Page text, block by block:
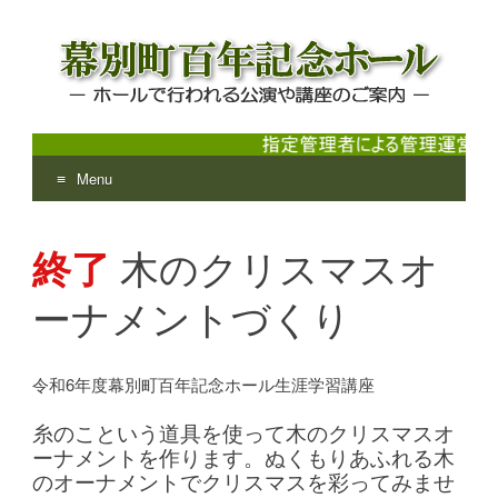
幕別町百年記念ホール
ホールで行われる公演や講座のご案内
Menu
content
終了木のクリスマスオ
ーナメントづくり
令和6年度幕別町百年記念ホール生涯学習講座
糸のこという道具を使って木のクリスマスオ
ーナメントを作ります。ぬくもりあふれる木
のオーナメントでクリスマスを彩ってみませ